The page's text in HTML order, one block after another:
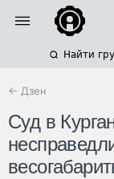
Найти
← Дзен
Суд в